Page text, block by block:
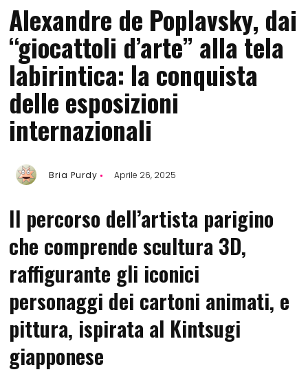
Alexandre de Poplavsky, dai
“giocattoli d’arte” alla tela
labirintica: la conquista
delle esposizioni
internazionali
Bria Purdy Aprile 26, 2025
Il percorso dell’artista parigino
che comprende scultura 3D,
raffigurante gli iconici
personaggi dei cartoni animati, e
pittura, ispirata al Kintsugi
giapponese